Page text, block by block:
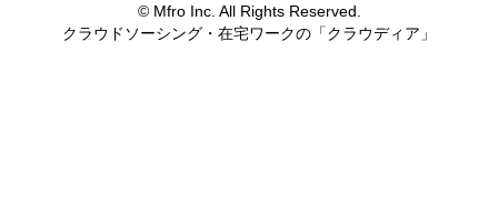
© Mfro Inc. All Rights Reserved.
クラウドソーシング・在宅ワークの「クラウディア」